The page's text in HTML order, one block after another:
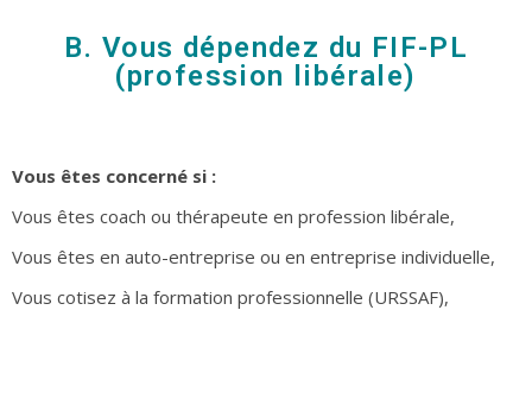
B. Vous dépendez du FIF-PL
(profession libérale)
Vous êtes concerné si :
Vous êtes coach ou thérapeute en profession libérale,
Vous êtes en auto-entreprise ou en entreprise individuelle,
Vous cotisez à la formation professionnelle (URSSAF),